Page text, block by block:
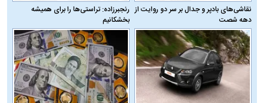
نقاشی‌های بادپر و جدال بر سر دو روایت از
دهه شصت
رنجبرزاده: تراستی‌ها را برای همیشه
بخشکانیم